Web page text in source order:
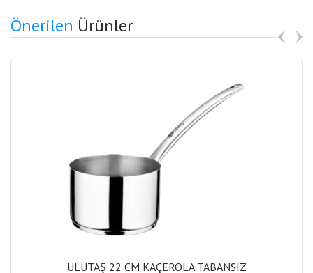
Önerilen Ürünler
ULUTAŞ 22 CM KAÇEROLA TABANSIZ